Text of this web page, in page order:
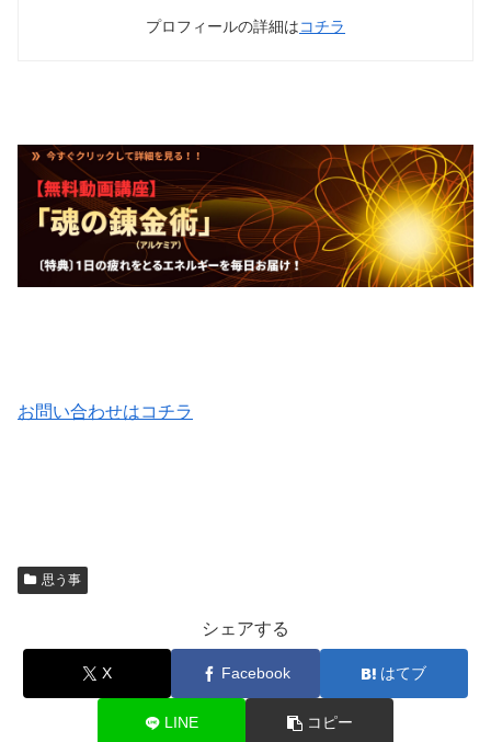
プロフィールの詳細はコチラ
お問い合わせはコチラ
思う事
シェアする
X Facebook はてブ
LINE コピー